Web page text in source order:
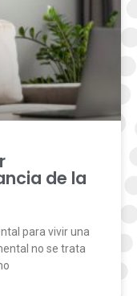
de la
para vivir una
no se trata